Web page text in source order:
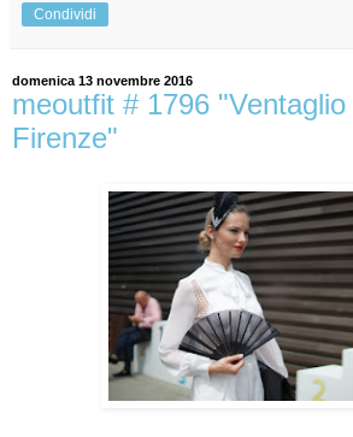
Condividi
domenica 13 novembre 2016
meoutfit # 1796
Firenze"